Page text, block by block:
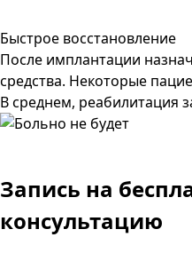
Быстрое восстановление
После имплантации
средства. Некоторые
В среднем, реабилитация
Запись на
консультацию